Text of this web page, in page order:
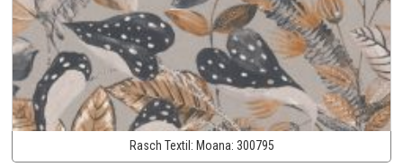
Rasch Textil: Moana: 300795